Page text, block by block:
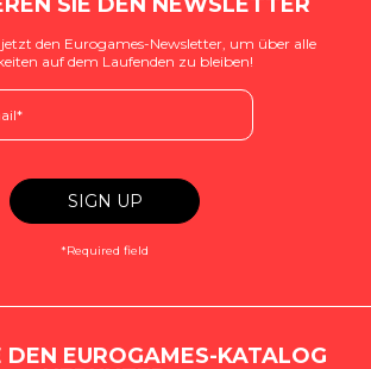
den Eurogames-Newsletter, um über alle
auf dem Laufenden zu bleiben!
*Required field
DEN EUROGAMES-KATALOG